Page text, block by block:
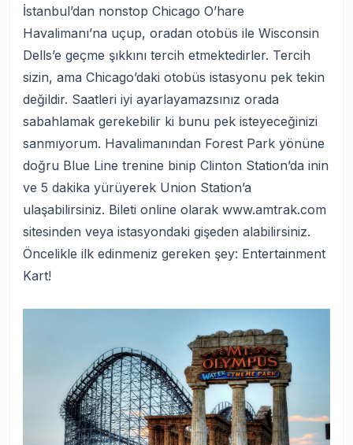
İstanbul’dan nonstop Chicago O’hare
Havalimanı’na uçup, oradan otobüs ile Wisconsin
Dells’e geçme şıkkını tercih etmektedirler. Tercih
sizin, ama Chicago’daki otobüs istasyonu pek tekin
değildir. Saatleri iyi ayarlayamazsınız orada
sabahlamak gerekebilir ki bunu pek isteyeceğinizi
sanmıyorum. Havalimanından Forest Park yönüne
doğru Blue Line trenine binip Clinton Station’da inin
ve 5 dakika yürüyerek Union Station’a
ulaşabilirsiniz. Bileti online olarak www.amtrak.com
sitesinden veya istasyondaki gişeden alabilirsiniz.
Öncelikle ilk edinmeniz gereken şey: Entertainment
Kart!